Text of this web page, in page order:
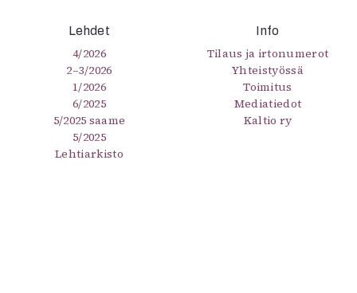
Lehdet
4/2026
2–3/2026
1/2026
6/2025
5/2025 saame
5/2025
Lehtiarkisto
Info
Tilaus ja irtonumerot
Yhteistyössä
Toimitus
Mediatiedot
Kaltio ry